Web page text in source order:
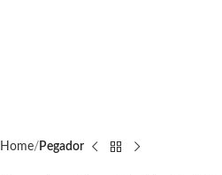
Home Pegador​